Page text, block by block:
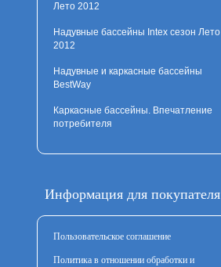
Лето 2012
Надувные бассейны Intex сезон Лето
2012
Надувные и каркасные бассейны
BestWay
Каркасные бассейны. Впечатление
потребителя
Информация для покупателя
Пользовательское соглашение
Политика в отношении обработки и